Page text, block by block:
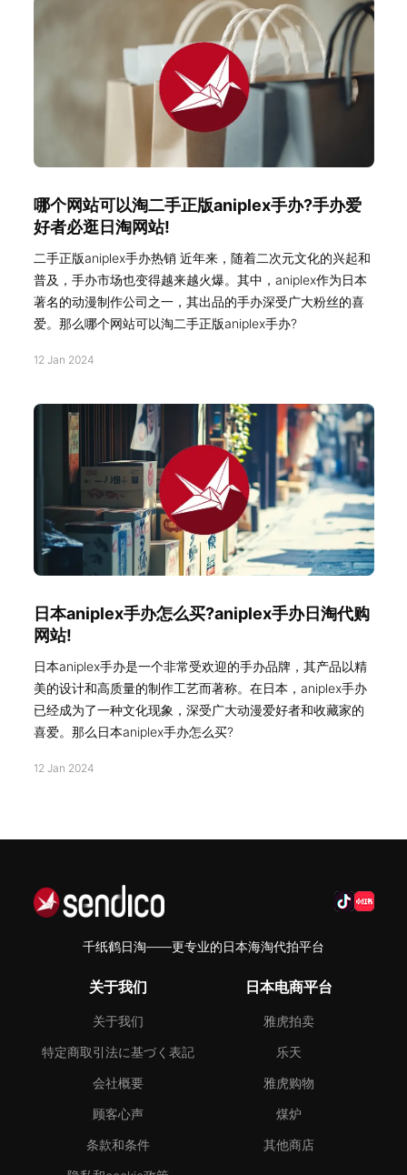
哪个网站可以淘二手正版aniplex手办?手办爱
好者必逛日淘网站!
二手正版aniplex手办热销 近年来，随着二次元文化的兴起和
普及，手办市场也变得越来越火爆。其中，aniplex作为日本
著名的动漫制作公司之一，其出品的手办深受广大粉丝的喜
爱。那么哪个网站可以淘二手正版aniplex手办?
12 Jan 2024
日本aniplex手办怎么买?aniplex手办日淘代购
网站!
日本aniplex手办是一个非常受欢迎的手办品牌，其产品以精
美的设计和高质量的制作工艺而著称。在日本，aniplex手办
已经成为了一种文化现象，深受广大动漫爱好者和收藏家的
喜爱。那么日本aniplex手办怎么买?
12 Jan 2024
千纸鹤日淘——更专业的日本海淘代拍平台
关于我们
关于我们
特定商取引法に基づく表記
会社概要
顾客心声
条款和条件
日本电商平台
雅虎拍卖
乐天
雅虎购物
煤炉
其他商店